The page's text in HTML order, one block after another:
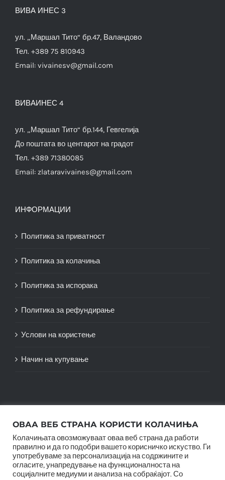
ВИВА ИНЕС 3
ул. „Маршал Тито“ бр.47, Валандово
Тел. +389 75 810943
Email: vivainesv@gmail.com
ВИВАИНЕС 4
ул. „Маршал Тито“ бр.144, Гевгелија
До поштата во центарот на градот
Тел. +389 71380085
Email: zlataravivaines@gmail.com
ИНФОРМАЦИИ
Политика за приватност
Политика за колачиња
Политика за испорака
Политика за рефундирање
Услови на користење
Начин на купување
© Copyright 2012 - 2026 |SwiftAgency| All Rights
ОВАА ВЕБ СТРАНА КОРИСТИ КОЛАЧИЊА
Колачињата овозможуваат оваа веб страна да работи
правилно и да го подобри вашето корисничко искуство. Ги
употребуваме за персонализација на содржините и
огласите, унапредување на функционалноста на
социјалните медиуми и анализа на собраќајот. Со